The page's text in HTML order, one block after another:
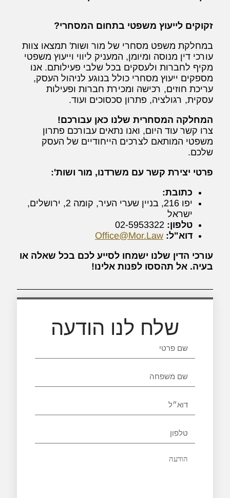
זקוקים לייעוץ משפטי בתחום המסחרי?
במחלקת משפט מסחרי של מור ושות' תמצאו צוות
עורכי דין מנוסה ומיומן, המעניק ליווי וייעוץ משפטי
מקיף לחברות ולעסקים בכל שלבי פעילותם. אנו
מספקים ייעוץ מסחרי כולל בנוגע לניהול העסק,
עריכת חוזים, רכישה ומכירת חברות ופעילות
עסקית, רגולציה, פתרון סכסוכים ועוד.
המחלקה המסחרית שלנו כאן עבורכם!
צרו קשר עוד היום, ואנו נתאים עבורכם פתרון
משפטי המותאם לצרכים הייחודיים של העסק
שלכם.
פרטי יצירת קשר עם משרדנו, מור ושות':
כתובת:
יפו 216, בניין שערי העיר, קומה 2, ירושלים,
ישראל
טלפון:
דוא"ל: Office@Mor.Law
עורכי הדין שלנו ישמחו לסייע לכם בכל שאלה או
בעיה. אל תהססו לפנות אלינו!
שלח לנו הודעה